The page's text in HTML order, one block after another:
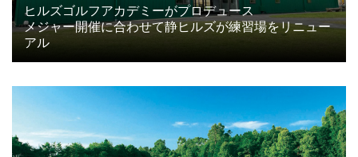
ヒルズゴルフアカデミーがプロデュース
メジャー開催に合わせて静ヒルズが練習場をリニュー
アル